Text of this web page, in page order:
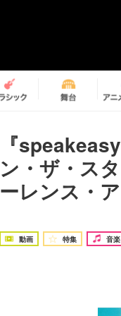
『
ン・ザ・ス
ーレンス・
動画 特集 音楽